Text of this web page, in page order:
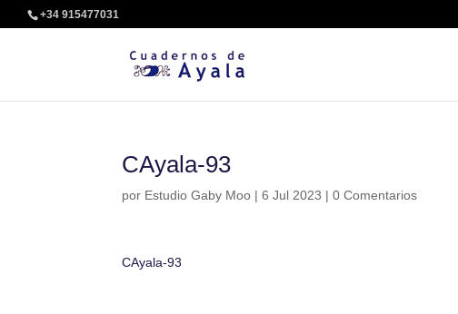
+34 915477031
CAyala-93
por Estudio Gaby Moo |6 Jul 2023 |0 Comentarios
CAyala-93